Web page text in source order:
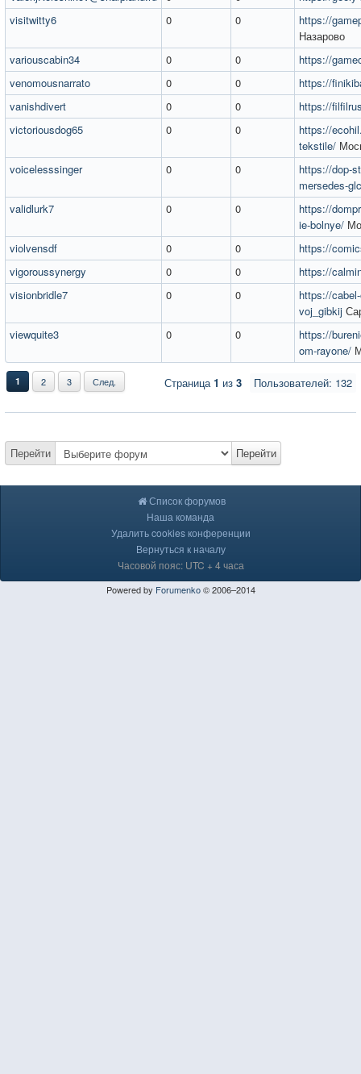
visitwitty6
0 0
https://
Назарово
variouscabin34
0 0
https://
venomousnarrato
0 0
https://
vanishdivert
0 0
https://
victoriousdog65
0 0
https://
tekstile/
voicelesssinger
0 0
https://dop-
mersedes-glc
validlurk7
0 0
https://
ie-bolnye/
violvensdf
0 0
https://
vigoroussynergy
0 0
https://
visionbridle7
0 0
https://
voj_gibkij
viewquite3
0 0
https://
om-rayone/
Пользователей: 132
1 2 3 След. Страница1 из 3
Перейти Перейти
Список форумов
Наша команда
Удалить cookies конференции
Вернуться к началу
Часовой пояс: UTC + 4 часа
Powered by Forumenko© 2006–2014